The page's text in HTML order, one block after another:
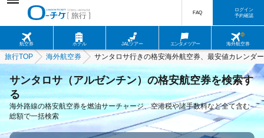
航空券 ホテル JALツアー エンタメツアー 海外航空券
FAQ
ログイン
予約確認
旅行TOP 海外航空券 サンタロサ行きの格安海外航空券、最安値カレンダー
サンタロサ（アルゼンチン）の格安航空券を検索す
る
海外路線の格安航空券を燃油サーチャージ、空港税や諸手数料など全て含む
総額で一括検索